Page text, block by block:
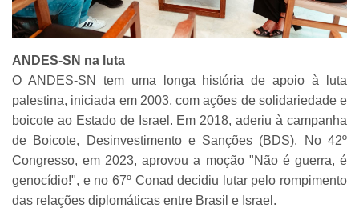
ANDES-SN na luta
O ANDES-SN tem uma longa história de apoio à luta
palestina, iniciada em 2003, com ações de solidariedade e
boicote ao Estado de Israel. Em 2018, aderiu à campanha
de Boicote, Desinvestimento e Sanções (BDS). No 42º
Congresso, em 2023, aprovou a moção "Não é guerra, é
genocídio!", e no 67º Conad decidiu lutar pelo rompimento
das relações diplomáticas entre Brasil e Israel.